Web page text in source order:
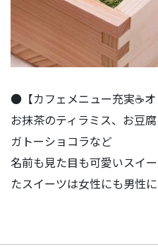
●【カフェメニュー充実☕️オ
お抹茶のティラミス、お豆
ガトーショコラなど
名前も見た目も可愛いスイ
たスイーツは女性にも男性に